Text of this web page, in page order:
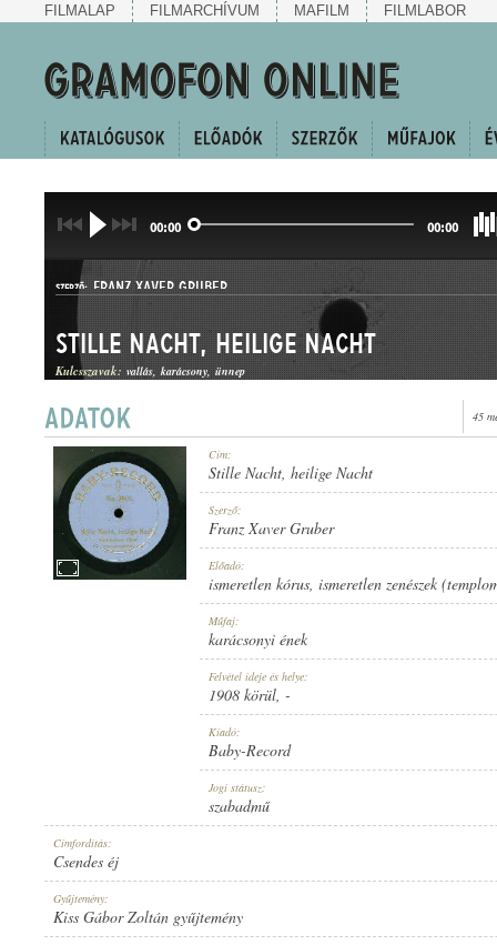
FILMALAP FILMARCHÍVUM MAFILM FILMLABOR
00:00 00:00
SZERZŐ: FRANZ XAVER GRUBER
KARÁCSONYI ÉNEK
1908 KÖRÜL
Stille Nacht, heilige Nacht
Kulcsszavak: vallás karácsony ünnep
45
Cím:
Stille Nacht, heilige Nacht
Szerző:
Franz Xaver Gruber
Előadó:
ismeretlen kórus, ismeretlen zenészek
Műfaj:
karácsonyi ének
Felvétel ideje és helye:
1908 körül, -
Kiadó:
Baby-Record
Jogi státusz:
szabadmű
Címfordítás:
Csendes éj
Gyűjtemény:
Kiss Gábor Zoltán gyűjtemény